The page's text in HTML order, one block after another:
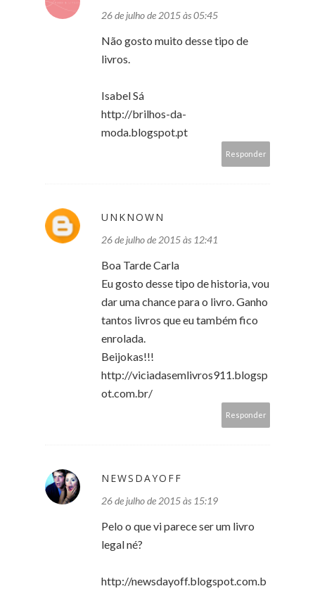
26 de julho de 2015 às 05:45
Não gosto muito desse tipo de
livros.
Isabel Sá
http://brilhos-da-
moda.blogspot.pt
Responder
UNKNOWN
26 de julho de 2015 às 12:41
Boa Tarde Carla
Eu gosto desse tipo de historia, vou
dar uma chance para o livro. Ganho
tantos livros que eu também fico
enrolada.
Beijokas!!!
http://viciadasemlivros911.blogsp
ot.com.br/
Responder
NEWSDAYOFF
26 de julho de 2015 às 15:19
Pelo o que vi parece ser um livro
legal né?
http://newsdayoff.blogspot.com.b